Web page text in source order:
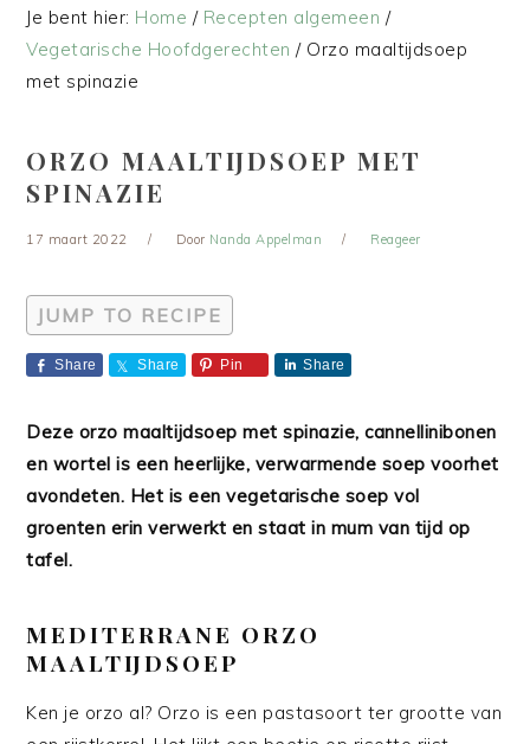
Je bent hier: Home / Recepten algemeen /
Vegetarische Hoofdgerechten /Orzo maaltijdsoep
met spinazie
ORZO MAALTIJDSOEP MET
SPINAZIE
17 maart 2022 Door Nanda Appelman Reageer
JUMP TO RECIPE
Share Share Pin Share
Deze orzo maaltijdsoep met spinazie, cannellinibonen
en wortel is een heerlijke, verwarmende soep voorhet
avondeten. Het is een vegetarische soep vol
groenten erin verwerkt en staat in mum van tijd op
tafel.
MEDITERRANE ORZO
MAALTIJDSOEP
Ken je orzo al? Orzo is een pastasoort ter grootte van